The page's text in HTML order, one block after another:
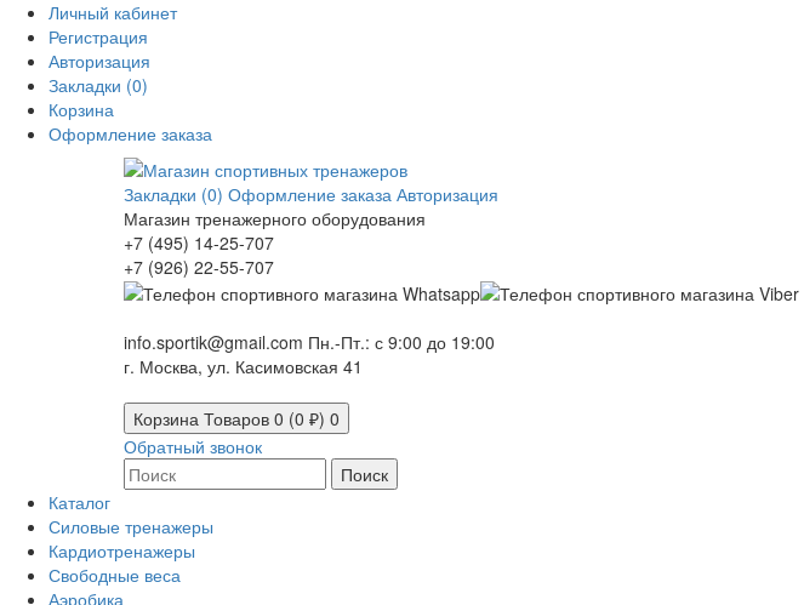
Личный кабинет
Регистрация
Авторизация
Закладки (0)
Корзина
Оформление заказа
Закладки (0) Оформление заказа Авторизация
Магазин тренажерного оборудования
+7 (495) 14-25-707
+7 (926) 22-55-707
info.sportik@gmail.com Пн.-Пт.: с 9:00 до 19:00
г. Москва, ул. Касимовская 41
Корзина Товаров 0 (0 ₽) 0
Обратный звонок
Поиск
Каталог
Силовые тренажеры
Кардиотренажеры
Свободные веса
Аэробика